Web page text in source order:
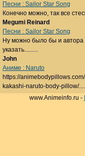
Песни : Sailor Star Song
Конечно можно, так все
Megumi Reinard
Песни : Sailor Star Song
Ну можно было бы и автора
указать.........
John
Аниме : Naruto
https://
kakashi-naruto-body-pillow/
www.Animeinfo.ru -